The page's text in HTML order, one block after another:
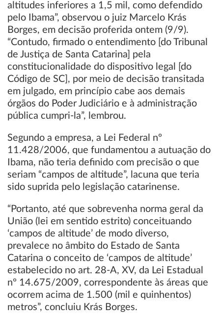
altitudes inferiores a 1,5 mil, como defendido
pelo Ibama”, observou o juiz Marcelo Krás
Borges, em decisão proferida ontem (9/9).
“Contudo, firmado o entendimento [do Tribunal
de Justiça de Santa Catarina] pela
constitucionalidade do dispositivo legal [do
Código de SC], por meio de decisão transitada
em julgado, em princípio cabe aos demais
órgãos do Poder Judiciário e à administração
pública cumpri-la”, lembrou.
Segundo a empresa, a Lei Federal nº
11.428/2006, que fundamentou a autuação do
Ibama, não teria definido com precisão o que
seriam “campos de altitude”, lacuna que teria
sido suprida pelo legislação catarinense.
“Portanto, até que sobrevenha norma geral da
União (lei em sentido estrito) conceituando
‘campos de altitude’ de modo diverso,
prevalece no âmbito do Estado de Santa
Catarina o conceito de ‘campos de altitude’
estabelecido no art. 28-A, XV, da Lei Estadual
nº 14.675/2009, correspondente às áreas que
ocorrem acima de 1.500 (mil e quinhentos)
metros”, concluiu Krás Borges.